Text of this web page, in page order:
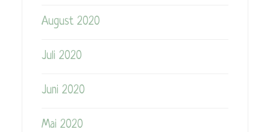
August 2020
Juli 2020
Juni 2020
Mai 2020